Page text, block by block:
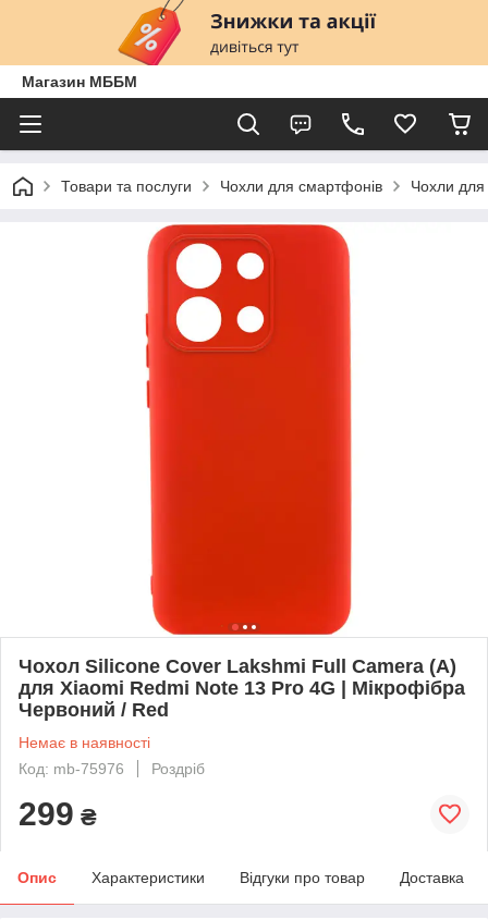
Магазин МББМ
Товари та послуги Чохли для смартфонів Чохли
Чохол Silicone Cover Lakshmi Full Camera (A)
для Xiaomi Redmi Note 13 Pro 4G | Мікрофібра
Червоний / Red
Немає в наявності
Код: mb-75976
Роздріб
299 ₴
Опис Характеристики Відгуки про товар Доставка